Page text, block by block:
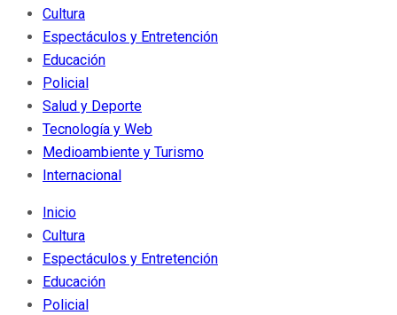
Cultura
Espectáculos y Entretención
Educación
Policial
Salud y Deporte
Tecnología y Web
Medioambiente y Turismo
Internacional
Inicio
Cultura
Espectáculos y Entretención
Educación
Policial